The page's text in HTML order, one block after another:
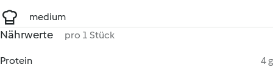
medium
Nährwerte pro 1 Stück
Protein
4 g